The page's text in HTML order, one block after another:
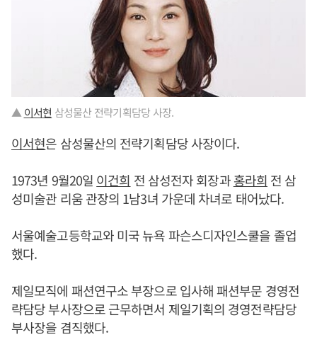
▲ 이서현 삼성물산 전략기획담당 사장.
이서현은 삼성물산의 전략기획담당 사장이다.
1973년 9월20일 이건희 전 삼성전자 회장과홍라희 전 삼
성미술관 리움 관장의 1남3녀 가운데 차녀로 태어났다.
서울예술고등학교와 미국 뉴욕 파슨스디자인스쿨을 졸업
했다.
제일모직에 패션연구소 부장으로 입사해 패션부문 경영전
략담당 부사장으로 근무하면서 제일기획의 경영전략담당
부사장을 겸직했다.